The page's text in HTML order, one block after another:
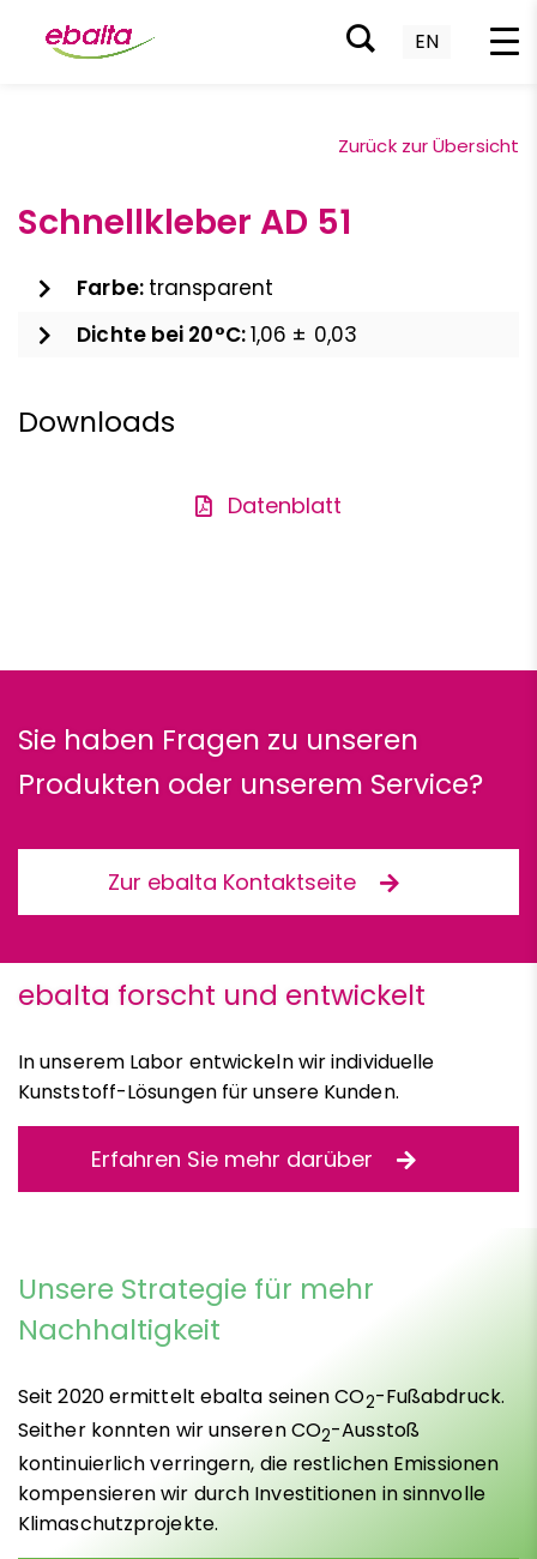
EN
Zurück zur Übersicht
Schnellkleber AD 51
Farbe: transparent
Dichte bei 20°C:1,06 ± 0,03
Downloads
Datenblatt
Sie haben Fragen zu unseren
Produkten oder unserem Service?
Zur ebalta Kontaktseite
ebalta forscht und entwickelt
In unserem Labor entwickeln wir individuelle
Kunststoff-Lösungen für unsere Kunden.
Erfahren Sie mehr darüber
Unsere Strategie für mehr
Nachhaltigkeit
Seit 2020 ermittelt ebalta seinen CO2-Fußabdruck.
Seither konnten wir unseren CO2-Ausstoß
kontinuierlich verringern, die restlichen Emissionen
kompensieren wir durch Investitionen in sinnvolle
Klimaschutzprojekte.